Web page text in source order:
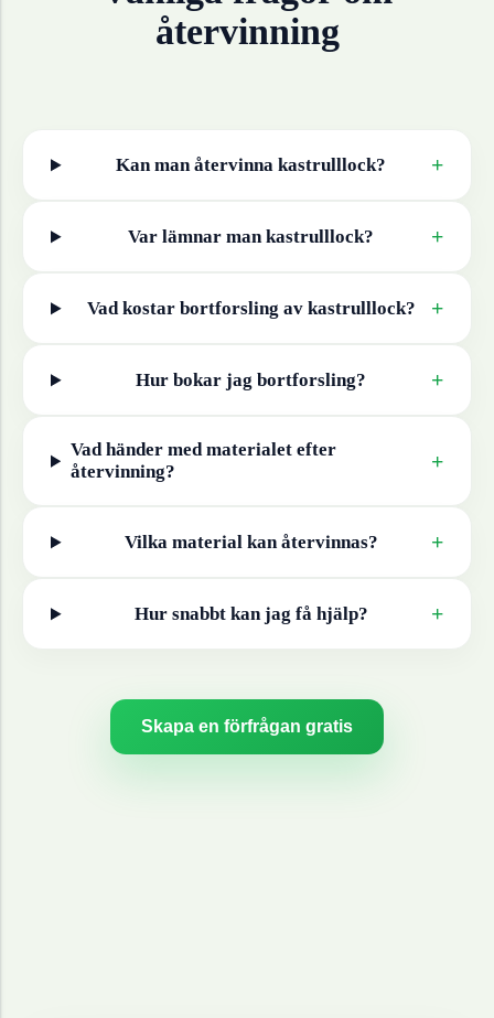
återvinning
Kan man återvinna kastrulllock? +
Var lämnar man kastrulllock? +
Vad kostar bortforsling av kastrulllock? +
Hur bokar jag bortforsling? +
Vad händer med materialet efter
återvinning?
+
Vilka material kan återvinnas? +
Hur snabbt kan jag få hjälp? +
Skapa en förfrågan gratis